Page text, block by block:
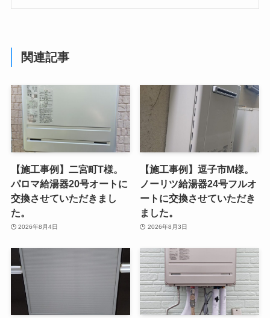
関連記事
【施工事例】二宮町T様。
パロマ給湯器20号オートに
交換させていただきまし
た。
2026年8月4日
【施工事例】逗子市M様。
ノーリツ給湯器24号フルオ
ートに交換させていただき
ました。
2026年8月3日